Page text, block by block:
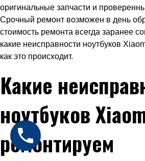
оригинальные запчасти и
Срочный ремонт возможен в день
стоимость ремонта всегда заранее
какие неисправности ноутбуков
как это происходит.
Какие
ноутбуков
ремонтируем